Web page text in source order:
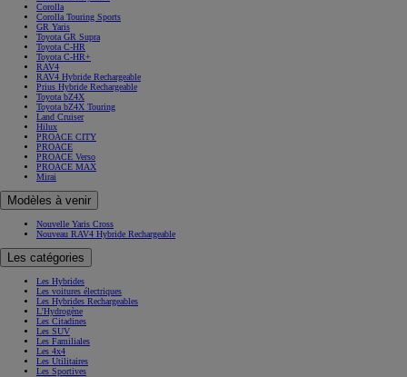
Corolla
Corolla Touring Sports
GR Yaris
Toyota GR Supra
Toyota C-HR
Toyota C-HR+
RAV4
RAV4 Hybride Rechargeable
Prius Hybride Rechargeable
Toyota bZ4X
Toyota bZ4X Touring
Land Cruiser
Hilux
PROACE CITY
PROACE
PROACE Verso
PROACE MAX
Mirai
Modèles à venir
Nouvelle Yaris Cross
Nouveau RAV4 Hybride Rechargeable
Les catégories
Les Hybrides
Les voitures électriques
Les Hybrides Rechargeables
L'Hydrogène
Les Citadines
Les SUV
Les Familiales
Les 4x4
Les Utilitaires
Les Sportives